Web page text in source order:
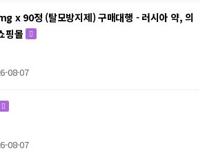
x 90정 (탈모방지제) 구매대행 - 러시아 약, 의
핑몰
08-07
08-07